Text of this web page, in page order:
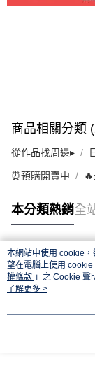
商品相關分類
從作品找周邊▸
⏰預購開賣中
本分類熱銷全
熱門標籤
本網站中使用 cookie，
望在電腦上使用 cookie
權條款 」之 Cookie 聲
用條款之 Cookie 聲明
了解更多 >